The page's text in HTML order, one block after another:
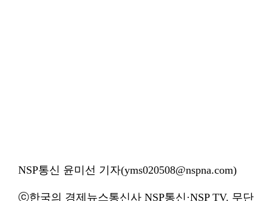
NSP통신 윤미선 기자(yms020508@nspna.com)
ⓒ한국의 경제뉴스통신사 NSP통신·NSP TV. 무단